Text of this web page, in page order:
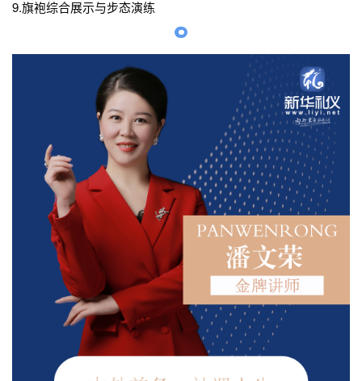
9.旗袍综合展示与步态演练